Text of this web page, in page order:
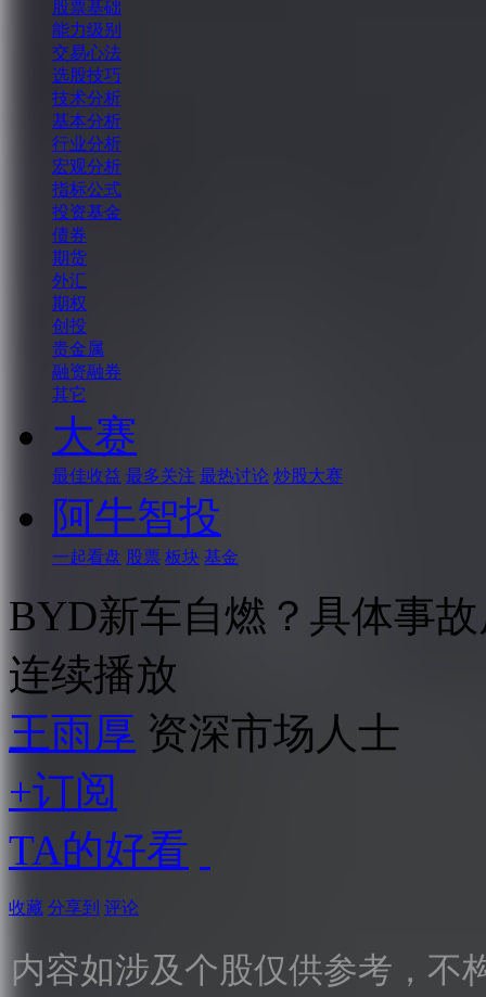
股票基础
能力级别
交易心法
选股技巧
技术分析
基本分析
行业分析
宏观分析
指标公式
投资基金
债券
期货
外汇
期权
创投
贵金属
融资融券
其它
大赛
最佳收益 最多关注 最热讨论 炒股大赛
阿牛智投
一起看盘 股票 板块 基金
BYD新车自燃？具体事
连续播放
王雨厚 资深市场人士
+订阅
TA的好看
收藏 分享到 评论
内容如涉及个股仅供参考，不